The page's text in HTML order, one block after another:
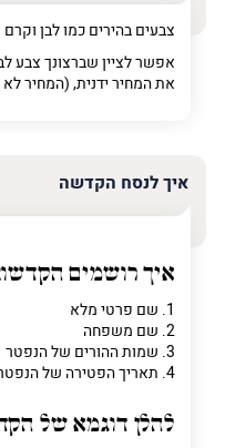
צבעים בהירים כמו לבן וקרם עולה 25% יותר
אפשר לציין שברצונך צבע
את המחיר ידנית, (המחיר
איך לנסח הקדשה
איך רושמים
1. שם פרטי מלא
2. שם משפחה
3. שמות ההורים של הנפטר
4. תאריך הפטירה של הנפטר
להלן דוגמא של